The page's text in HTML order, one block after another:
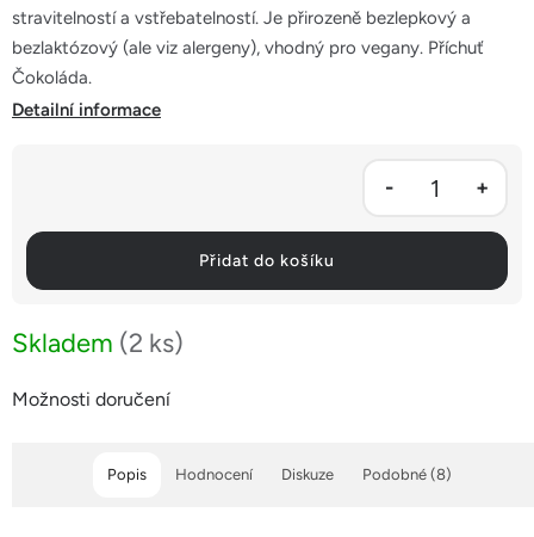
Skladem (2 ks)
Možnosti doručení
Přidat do košíku
stravitelností a vstřebatelností. Je přirozeně bezlepkový a
bezlaktózový (ale viz alergeny), vhodný pro vegany. Příchuť
Čokoláda.
Detailní informace
Popis Podobné (8)
Hodnocení Diskuze